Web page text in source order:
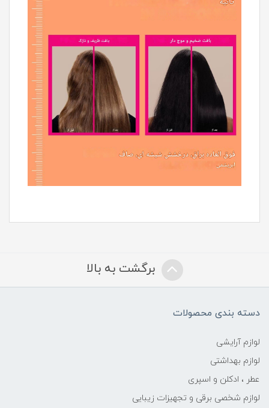
برگشت به بالا
دسته بندی محصولات
لوازم آرایشی
لوازم بهداشتی
عطر ، ادکلن و اسپری
لوازم شخصی برقی و تجهیزات زیبایی